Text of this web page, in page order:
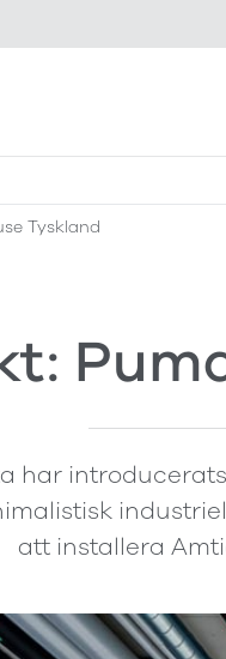
Tyskland
har
att installera